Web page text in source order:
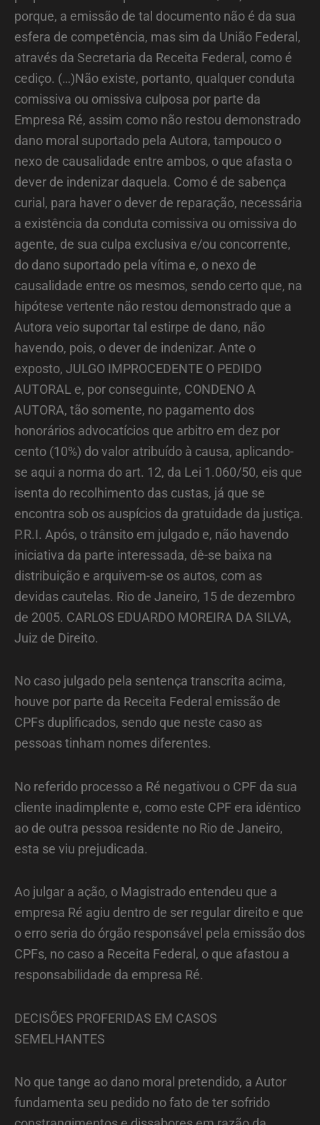
porque, a emissão de tal documento não é da sua
esfera de competência, mas sim da União Federal,
através da Secretaria da Receita Federal, como é
cediço. (…)Não existe, portanto, qualquer conduta
comissiva ou omissiva culposa por parte da
Empresa Ré, assim como não restou demonstrado
dano moral suportado pela Autora, tampouco o
nexo de causalidade entre ambos, o que afasta o
dever de indenizar daquela. Como é de sabença
curial, para haver o dever de reparação, necessária
a existência da conduta comissiva ou omissiva do
agente, de sua culpa exclusiva e/ou concorrente,
do dano suportado pela vítima e, o nexo de
causalidade entre os mesmos, sendo certo que, na
hipótese vertente não restou demonstrado que a
Autora veio suportar tal estirpe de dano, não
havendo, pois, o dever de indenizar. Ante o
exposto, JULGO IMPROCEDENTE O PEDIDO
AUTORAL e, por conseguinte, CONDENO A
AUTORA, tão somente, no pagamento dos
honorários advocatícios que arbitro em dez por
cento (10%) do valor atribuído à causa, aplicando-
se aqui a norma do art. 12, da Lei 1.060/50, eis que
isenta do recolhimento das custas, já que se
encontra sob os auspícios da gratuidade da justiça.
P.R.I. Após, o trânsito em julgado e, não havendo
iniciativa da parte interessada, dê-se baixa na
distribuição e arquivem-se os autos, com as
devidas cautelas. Rio de Janeiro, 15 de dezembro
de 2005. CARLOS EDUARDO MOREIRA DA SILVA,
Juiz de Direito.
No caso julgado pela sentença transcrita acima,
houve por parte da Receita Federal emissão de
CPFs duplificados, sendo que neste caso as
pessoas tinham nomes diferentes.
No referido processo a Ré negativou o CPF da sua
cliente inadimplente e, como este CPF era idêntico
ao de outra pessoa residente no Rio de Janeiro,
esta se viu prejudicada.
Ao julgar a ação, o Magistrado entendeu que a
empresa Ré agiu dentro de ser regular direito e que
o erro seria do órgão responsável pela emissão dos
CPFs, no caso a Receita Federal, o que afastou a
responsabilidade da empresa Ré.
DECISÕES PROFERIDAS EM CASOS
SEMELHANTES
No que tange ao dano moral pretendido, a Autor
fundamenta seu pedido no fato de ter sofrido